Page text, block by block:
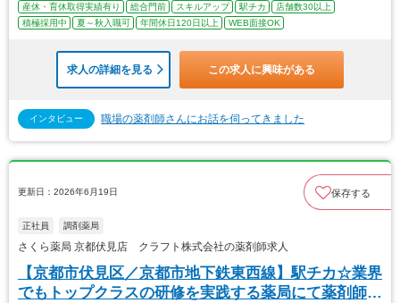
産休・育休取得実績有り
総合門前 スキルアップ 駅チカ
店舗数30以上
積極採用中
夏～秋入職可 年間休日120日以上 WEB面接OK
求人の詳細を見る この求人に興味がある
インタビュー 職場の薬剤師さんにお話を伺ってきました
更新日：2026年6月19日 保存する
正社員 調剤薬局
さくら薬局 京都伏見店 クラフト株式会社の薬剤師求人
【京都市伏見区／京都市地下鉄東西線】駅チカ☆業界
でもトップクラスの研修を実践する薬局にて薬剤師募